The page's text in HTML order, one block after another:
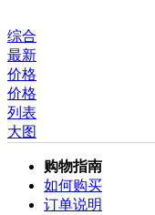
综合
最新
价格
价格
列表
大图
购物指南
如何购买
订单说明